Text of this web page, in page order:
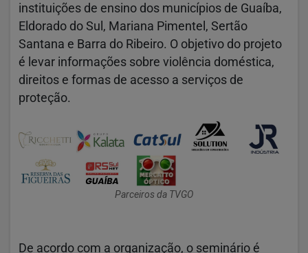
instituições de ensino dos municípios de Guaíba,
Eldorado do Sul, Mariana Pimentel, Sertão
Santana e Barra do Ribeiro. O objetivo do projeto
é levar informações sobre violência doméstica,
direitos e formas de acesso a serviços de
proteção.
Parceiros da TVGO
De acordo com a organização, o seminário é